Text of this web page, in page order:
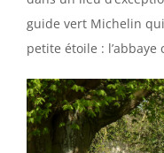
guide vert Michelin
petite étoile :